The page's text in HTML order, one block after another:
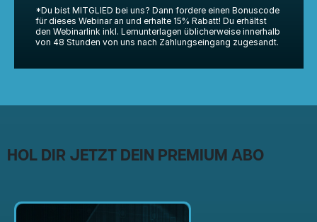
*Du bist MITGLIED bei uns? Dann fordere einen Bonuscode
für dieses Webinar an und erhalte 15% Rabatt! Du erhältst
den Webinarlink inkl. Lernunterlagen üblicherweise innerhalb
von 48 Stunden von uns nach Zahlungseingang zugesandt.
HOL DIR JETZT DEIN PREMIUM ABO